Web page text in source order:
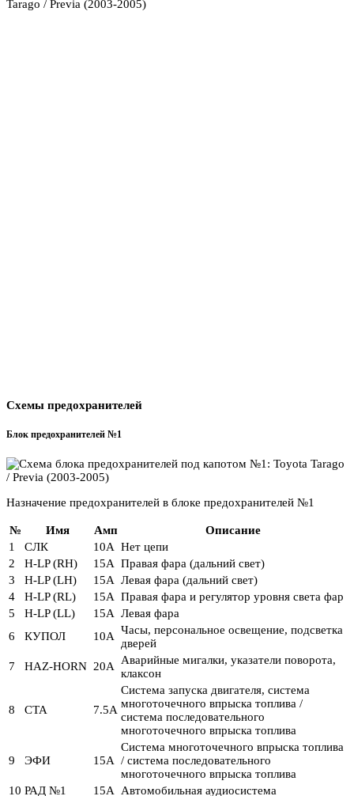
Схемы предохранителей
Блок предохранителей №1
Назначение предохранителей в блоке предохранителей №1
№ Имя Амп
Описание
1
СЛК 10А Нет цепи
2
H-LP (RH) 15А Правая фара (дальний свет)
3
H-LP (LH) 15А Левая фара (дальний свет)
4
H-LP (RL) 15А Правая фара и регулятор уровня света фар
5
H-LP (LL) 15А Левая фара
6
КУПОЛ 10А Часы, персональное освещение, подсветка
дверей
7
HAZ-HORN 20А
Аварийные мигалки, указатели поворота,
клаксон
8 СТА 7.5А
Система запуска двигателя, система
многоточечного впрыска топлива /
система последовательного
многоточечного впрыска топлива
9 ЭФИ 15А
Система многоточечного впрыска топлива
/ система последовательного
многоточечного впрыска топлива
10 РАД №1 15А Автомобильная аудиосистема